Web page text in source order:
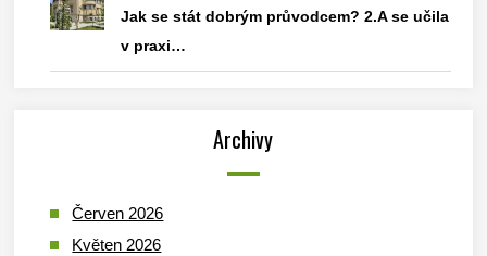
Jak se stát dobrým průvodcem? 2.A se učila
v praxi…
Archivy
Červen 2026
Květen 2026